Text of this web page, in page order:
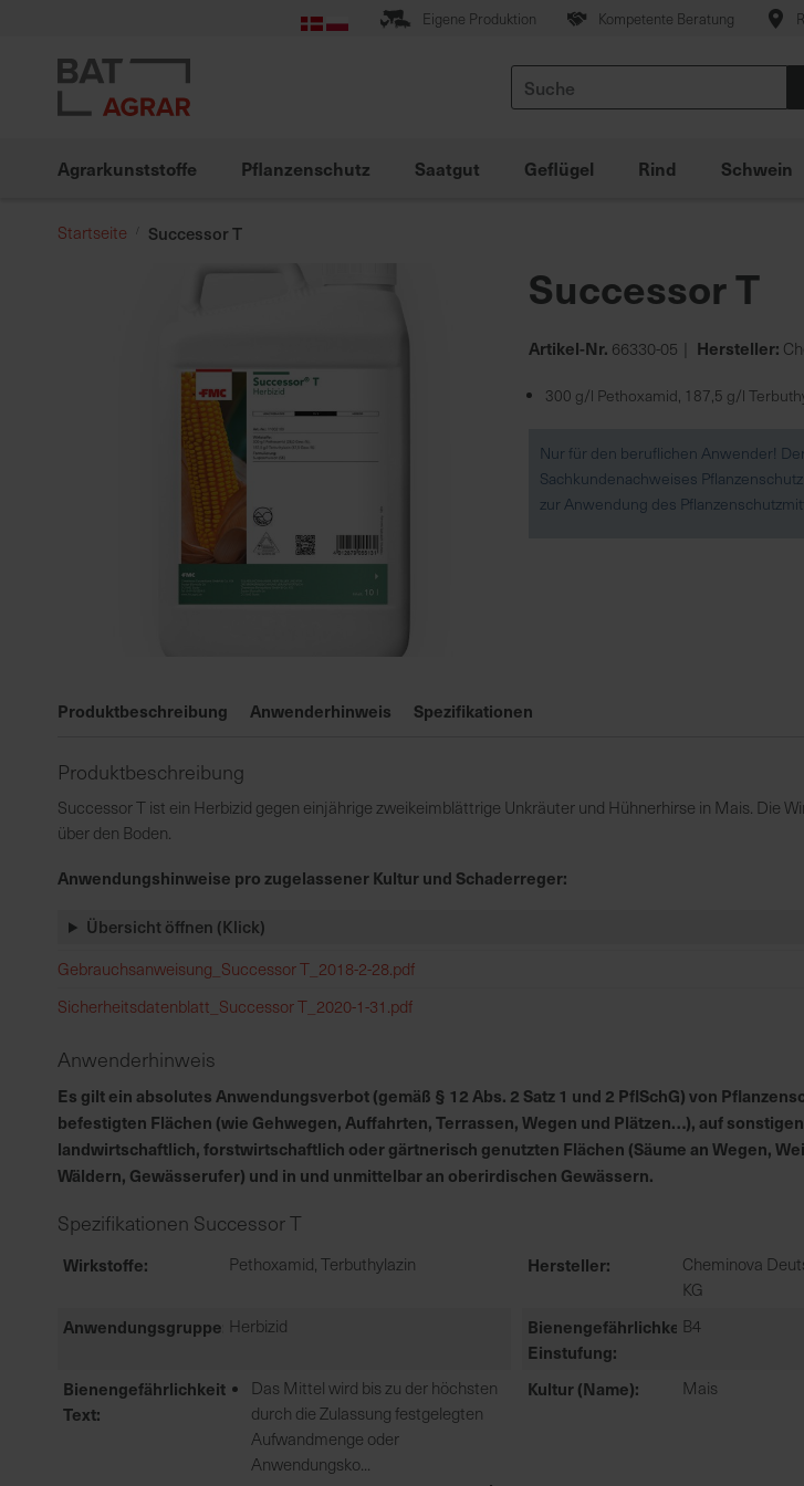
springen
Eigene Produktion Kompetente Beratung
Suche
Agrarkunststoffe Pflanzenschutz Saatgut Geflügel Rind Schwein
Startseite Successor T
der
springen
Successor T
Artikel-Nr. 66330-05 Hersteller:
300 g/l Pethoxamid, 187,5 g/l
Nur für den beruflichen Anwender!
Sachkundenachweises
zur Anwendung des
Produktbeschreibung Anwenderhinweis Spezifikationen
Produktbeschreibung
Successor T ist ein Herbizid gegen einjährige zweikeimblättrige Unkräuter und Hühnerhirse in Mais. Die
über den Boden.
Anwendungshinweise pro zugelassener Kultur und Schaderreger:
Übersicht öffnen (Klick)
Gebrauchsanweisung_Successor T_2018-2-28.pdf
Sicherheitsdatenblatt_Successor T_2020-1-31.pdf
Anwenderhinweis
Es gilt ein absolutes Anwendungsverbot (gemäß § 12 Abs. 2 Satz 1 und 2 PflSchG) von
befestigten Flächen (wie Gehwegen, Auffahrten, Terrassen, Wegen und Plätzen…), auf
landwirtschaftlich, forstwirtschaftlich oder gärtnerisch genutzten Flächen (Säume an Wegen,
Wäldern, Gewässerufer) und in und unmittelbar an oberirdischen Gewässern.
Spezifikationen Successor T
Wirkstoffe Pethoxamid, Terbuthylazin Hersteller
Cheminova
KG
Anwendungsgruppe Herbizid
Bienengefährlichkeit
Einstufung
B4
Bienengefährlichkeit
Text
Das Mittel wird bis zu der höchsten
durch die Zulassung festgelegten
Aufwandmenge oder
Anwendungsko...
Kultur (Name) Mais